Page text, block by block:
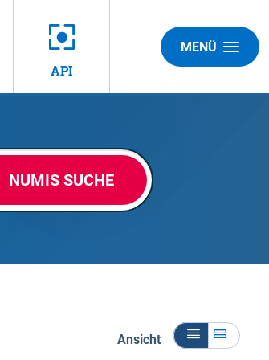
API
MENÜ
NUMIS SUCHE
Ansicht